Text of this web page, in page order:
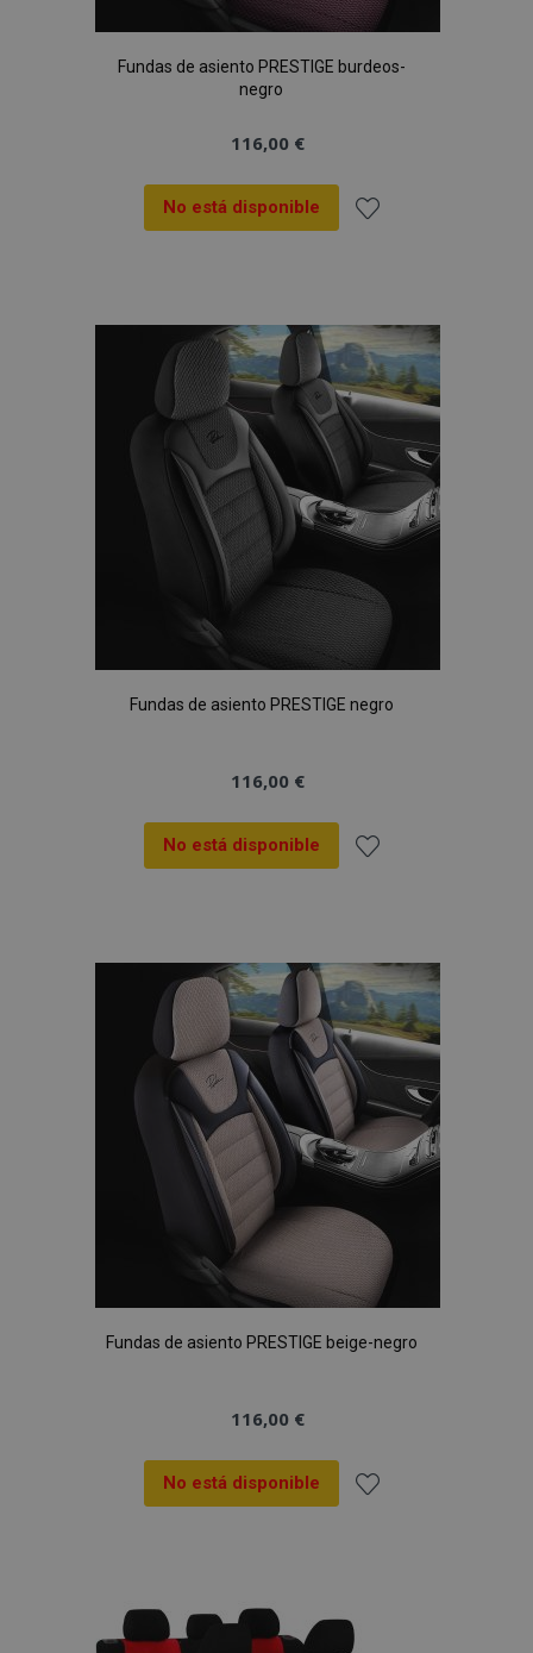
Fundas de asiento PRESTIGE burdeos-
negro
116,00 €
No está disponible
Lista
de
Deseos
Fundas de asiento PRESTIGE negro
116,00 €
No está disponible
Lista
de
Deseos
Fundas de asiento PRESTIGE beige-negro
116,00 €
No está disponible
Lista